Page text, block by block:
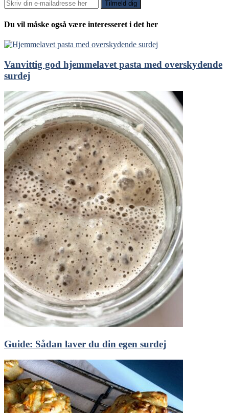
Du vil måske også være interesseret i det her
Vanvittig god hjemmelavet pasta med overskydende
surdej
Guide: Sådan laver du din egen surdej